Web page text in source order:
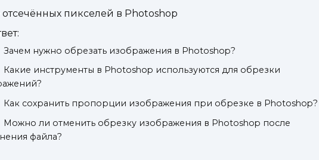
пикселей в Photoshop
Зачем нужно обрезать изображения в Photoshop?
Какие инструменты в Photoshop используются для обрезки
Как сохранить пропорции изображения при обрезке в Photoshop?
Можно ли отменить обрезку изображения в Photoshop после
файла?